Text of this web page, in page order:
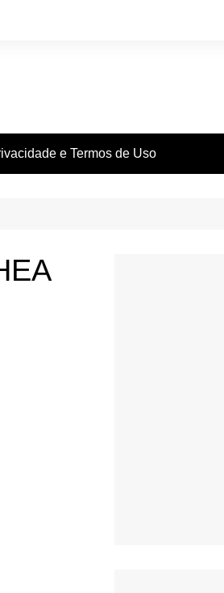
e Termos de Uso